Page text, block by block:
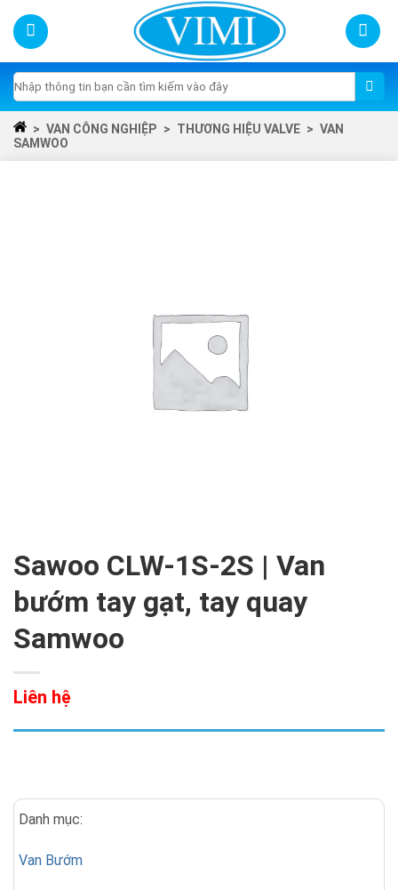
Skip
content
Tìm
kiếm:
> VAN CÔNG NGHIỆP > THƯƠNG HIỆU VALVE > VAN
SAMWOO
Sawoo CLW-1S-2S | Van
bướm tay gạt, tay quay
Samwoo
Liên hệ
Danh mục:
Van Bướm